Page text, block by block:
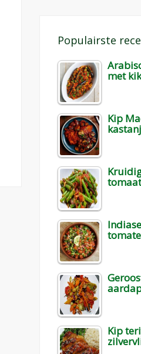
Populairste
met
Kip
tomaat
Kip